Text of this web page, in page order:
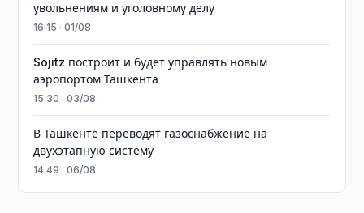
увольнениям и уголовному делу
16:15 · 01/08
Sojitz построит и будет управлять новым
аэропортом Ташкента
15:30 · 03/08
В Ташкенте переводят газоснабжение на
двухэтапную систему
14:49 · 06/08